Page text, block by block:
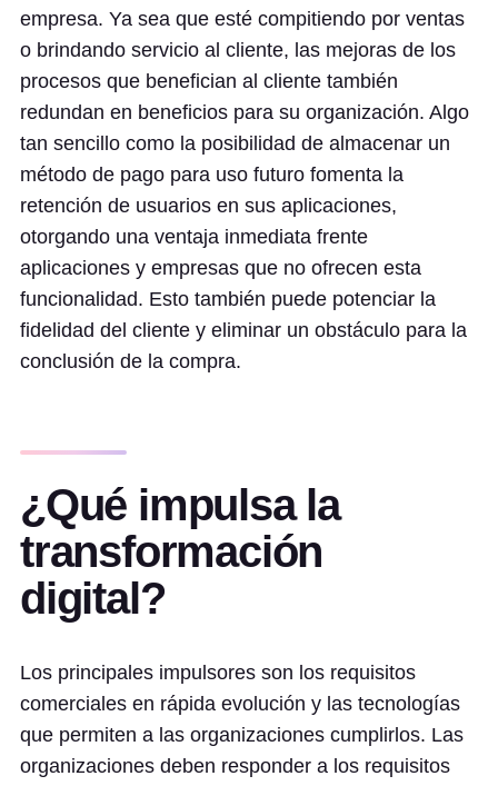
empresa. Ya sea que esté compitiendo por ventas
o brindando servicio al cliente, las mejoras de los
procesos que benefician al cliente también
redundan en beneficios para su organización. Algo
tan sencillo como la posibilidad de almacenar un
método de pago para uso futuro fomenta la
retención de usuarios en sus aplicaciones,
otorgando una ventaja inmediata frente
aplicaciones y empresas que no ofrecen esta
funcionalidad. Esto también puede potenciar la
fidelidad del cliente y eliminar un obstáculo para la
conclusión de la compra.
¿Qué impulsa la
transformación
digital?
Los principales impulsores son los requisitos
comerciales en rápida evolución y las tecnologías
que permiten a las organizaciones cumplirlos. Las
organizaciones deben responder a los requisitos